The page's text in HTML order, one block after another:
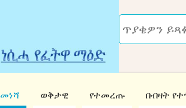
መነሻ ወቅታዊ የተመረጡ በብዛት